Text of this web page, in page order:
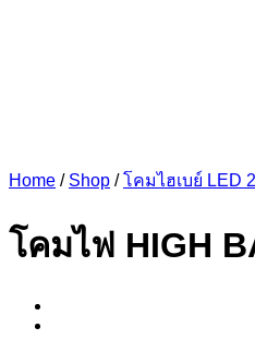
Home / Shop / โคมไฮเบย์ LED
โคมไฟ HIGH